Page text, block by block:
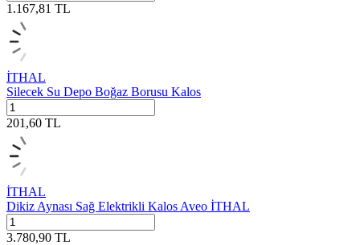
1.167,81 TL
İTHAL
Silecek Su Depo Boğaz Borusu Kalos
201,60 TL
İTHAL
Dikiz Aynası Sağ Elektrikli Kalos Aveo İTHAL
3.780,90 TL